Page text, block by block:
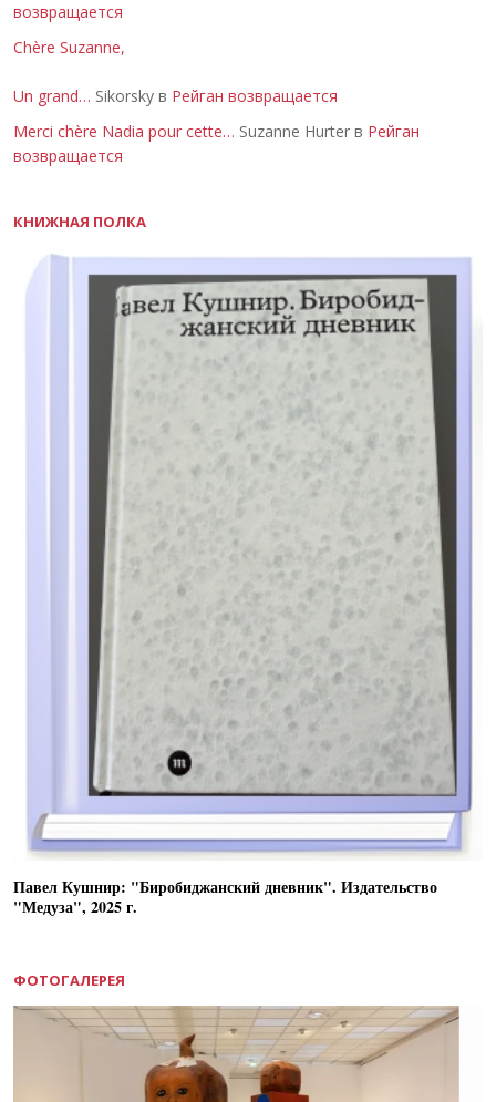
возвращается
Chère Suzanne,
Un grand… Sikorsky в Рейган возвращается
Merci chère Nadia pour cette… Suzanne Hurter в Рейган
возвращается
КНИЖНАЯ ПОЛКА
Павел Кушнир: "Биробиджанский дневник". Издательство
"Медуза", 2025 г.
ФОТОГАЛЕРЕЯ